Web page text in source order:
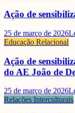
Ação de
25 de março de 2026
Educação Relacional
Ação de
do AE João de
25 de março de 2026
Relações Interculturais